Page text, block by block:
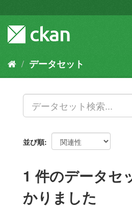
キ
容
データセット
並び順
1 件のデータセ
かりました